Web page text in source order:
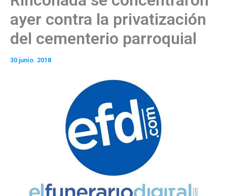
ayer contra la privatización
del cementerio parroquial
30 junio. 2018